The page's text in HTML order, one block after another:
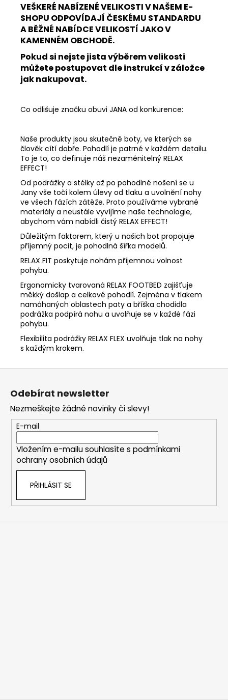
VEŠKERÉ NABÍZENÉ VELIKOSTI V NAŠEM E-
SHOPU ODPOVÍDAJÍ ČESKÉMU STANDARDU
A BĚŽNÉ NABÍDCE VELIKOSTÍ JAKO V
KAMENNÉM OBCHODĚ.
Pokud si nejste jista výběrem velikosti
můžete postupovat dle instrukcí v záložce
jak nakupovat.
Co odlišuje značku obuvi JANA od konkurence:
Naše produkty jsou skutečně boty, ve kterých se
člověk cítí dobře. Pohodlí je patrné v každém detailu.
To je to, co definuje náš nezaměnitelný RELAX
EFFECT!
Od podrážky a stélky až po pohodlné nošení se u
Jany vše točí kolem úlevy od tlaku a uvolnění nohy
ve všech fázích zátěže. Proto používáme vybrané
materiály a neustále vyvíjíme naše technologie,
abychom vám nabídli čistý RELAX EFFECT!
Důležitým faktorem, který u našich bot propojuje
příjemný pocit, je pohodlná šířka modelů.
RELAX FIT poskytuje nohám příjemnou volnost
pohybu.
Ergonomicky tvarovaná RELAX FOOTBED zajišťuje
měkký došlap a celkové pohodlí. Zejména v tlakem
namáhaných oblastech paty a bříška chodidla
podrážka podpírá nohu a uvolňuje se v každé fázi
pohybu.
Flexibilita podrážky RELAX FLEX uvolňuje tlak na nohy
s každým krokem.
Z
Odebírat newsletter
Nezmeškejte žádné novinky či slevy!
E-mail
Vložením e-mailu souhlasíte s podmínkami
ochrany osobních údajů
PŘIHLÁSIT SE